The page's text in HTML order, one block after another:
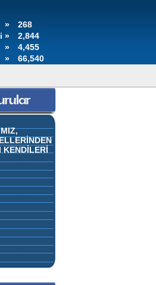
»
268
»
2,844
»
4,455
»
66,540
KENDİLERİ